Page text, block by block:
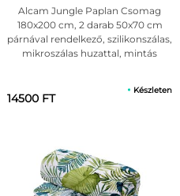
Értékelés
5.00
az 5-ből,
1
értékelés
alapján
Alcam Jungle Paplan Csomag
180x200 cm, 2 darab 50x70 cm
párnával rendelkező, szilikonszálas,
mikroszálas huzattal, mintás
14500 FT
Készleten